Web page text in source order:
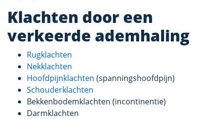
Klachten door een
verkeerde ademhaling
Rugklachten
Nekklachten
Hoofdpijnklachten (spanningshoofdpijn)
Schouderklachten
Bekkenbodemklachten (incontinentie)
Darmklachten